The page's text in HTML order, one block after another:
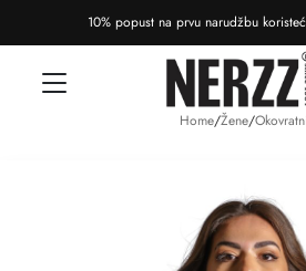
10% popust na prvu narudžbu
Home/Žene/